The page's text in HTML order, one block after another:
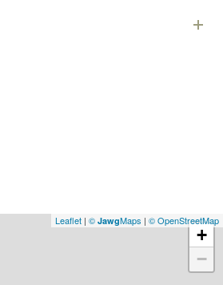
+
−
Leaflet | © JawgMaps | © OpenStreetMap